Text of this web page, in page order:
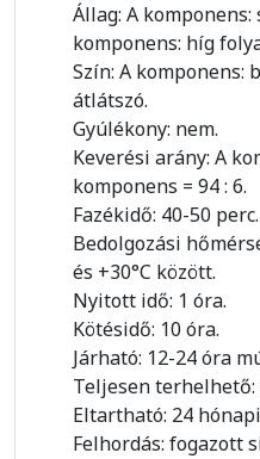
Állag: A
komponens: híg
Szín: A komponens:
átlátszó.
Gyúlékony: nem.
Keverési arány: A
komponens = 94 : 6.
Fazékidő: 40-50 perc.
Bedolgozási
és +30°C között.
Nyitott idő: 1 óra.
Kötésidő: 10 óra.
Járható: 12-24 óra
Teljesen terhelhető:
Eltartható: 24
Felhordás: fogazott